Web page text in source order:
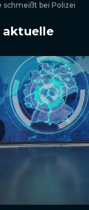
bei Polizei
aktuelle